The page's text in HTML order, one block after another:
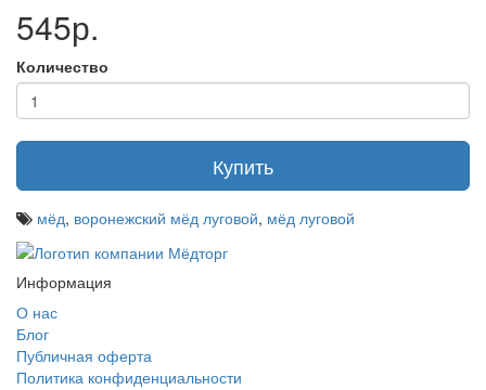
545р.
Количество
Купить
мёд, воронежский мёд луговой, мёд луговой
Информация
О нас
Блог
Публичная оферта
Политика конфиденциальности